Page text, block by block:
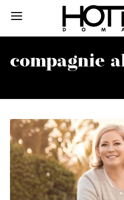
compagnie